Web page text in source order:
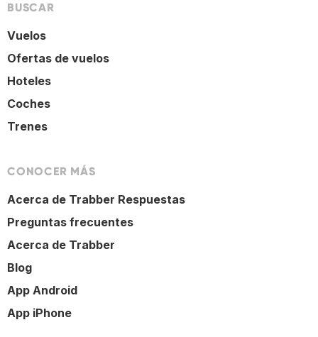
BUSCAR
Vuelos
Ofertas de vuelos
Hoteles
Coches
Trenes
CONOCER MÁS
Acerca de Trabber Respuestas
Preguntas frecuentes
Acerca de Trabber
Blog
App Android
App iPhone